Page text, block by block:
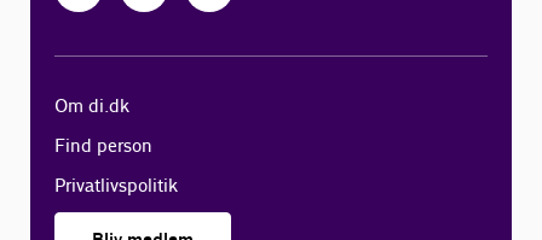
Om di.dk
Find person
Privatlivspolitik